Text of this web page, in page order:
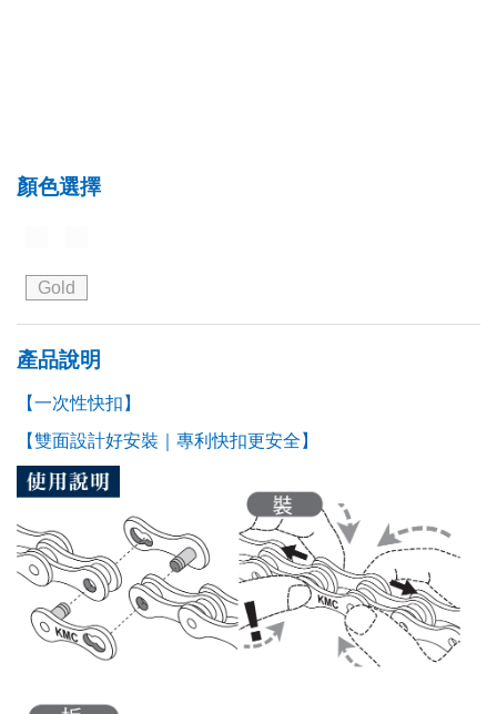
顏色選擇
Gold
產品說明
【一次性快扣】
【雙面設計好安裝｜專利快扣更安全】